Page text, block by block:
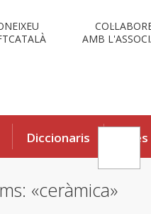
AMB
Diccionaris Eines
«ceràmica»